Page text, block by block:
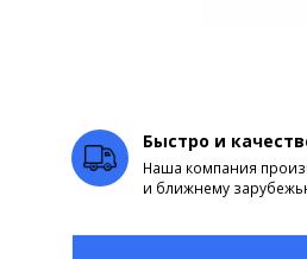
Быстро и
Наша компания
и ближнему